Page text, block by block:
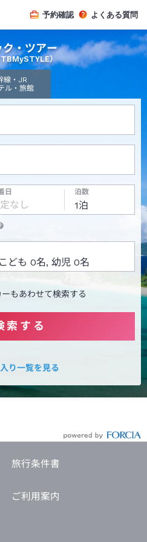
予約確認 よくある質問
・ツアー
）
線・JR
ル・旅館
日 泊数
ーもあわせて検索する
索する
り一覧を見る
旅行条件書
ご利用案内